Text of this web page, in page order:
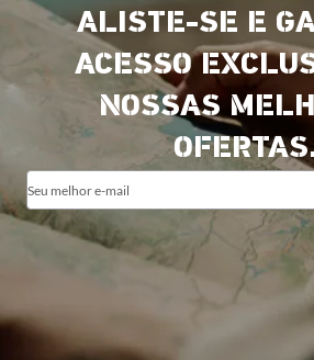
ALISTE-SE E
ACESSO
NOSSAS